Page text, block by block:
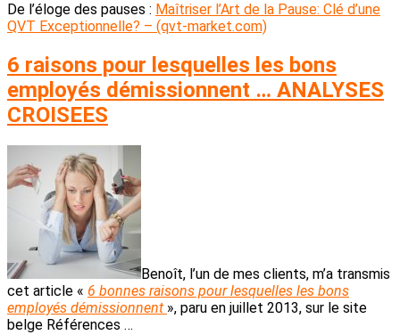
De l’éloge des pauses : Maîtriser l’Art de la Pause: Clé d’une
QVT Exceptionnelle? – (qvt-market.com)
6 raisons pour lesquelles les bons
employés démissionnent … ANALYSES
CROISEES
Benoît, l’un de mes clients, m’a transmis
cet article « 6 bonnes raisons pour lesquelles les bons
employés démissionnent », paru en juillet 2013, sur le site
belge Références …